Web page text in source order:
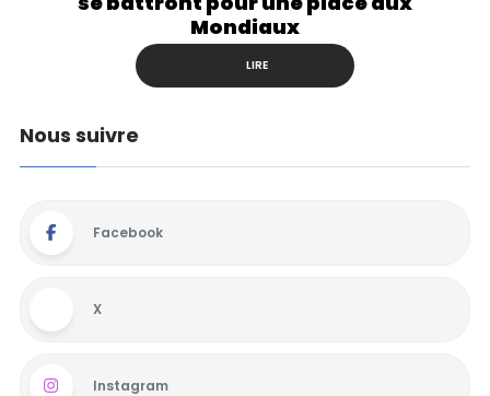
Mondiaux
LIRE
Nous suivre
Facebook
X
Instagram